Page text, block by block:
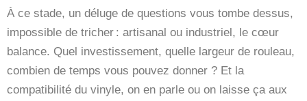
À ce stade, un déluge de questions vous tombe dessus,
impossible de tricher : artisanal ou industriel, le cœur
balance. Quel investissement, quelle largeur de rouleau,
combien de temps vous pouvez donner ? Et la
compatibilité du vinyle, on en parle ou on laisse ça aux